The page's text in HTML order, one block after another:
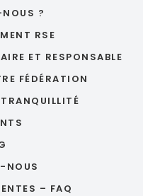
?
RSE
ET RESPONSABLE
FÉDÉRATION
NOUS
– FAQ